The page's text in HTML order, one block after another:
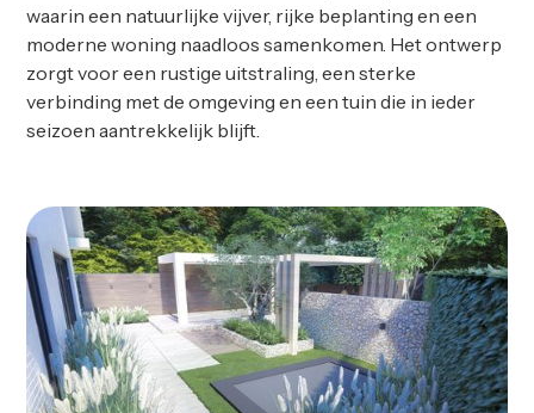
waarin een natuurlijke vijver, rijke beplanting en een
moderne woning naadloos samenkomen. Het ontwerp
zorgt voor een rustige uitstraling, een sterke
verbinding met de omgeving en een tuin die in ieder
seizoen aantrekkelijk blijft.